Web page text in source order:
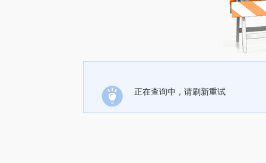
正在查询中，请刷新重试